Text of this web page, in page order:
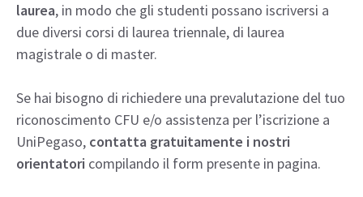
laurea, in modo che gli studenti possano iscriversi a
due diversi corsi di laurea triennale, di laurea
magistrale o di master.
Se hai bisogno di richiedere una prevalutazione del tuo
riconoscimento CFU e/o assistenza per l’iscrizione a
UniPegaso, contatta gratuitamente i nostri
orientatori compilando il form presente in pagina.